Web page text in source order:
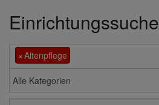
Einrichtungssuche
×Altenpflege
Alle Kategorien